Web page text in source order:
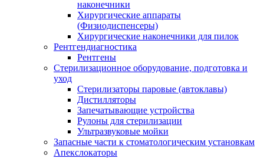
наконечники
Хирургические аппараты
(Физиодиспенсеры)
Хирургические наконечники для пилок
Рентгендиагностика
Рентгены
Стерилизационное оборудование, подготовка и
уход
Стерилизаторы паровые (автоклавы)
Дистилляторы
Запечатывающие устройства
Рулоны для стерилизации
Ультразвуковые мойки
Запасные части к стоматологическим установкам
Апекслокаторы